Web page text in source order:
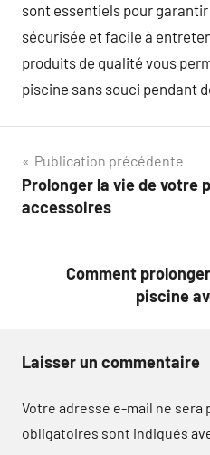
sont essentiels pour
sécurisée et facile à
produits de qualité vous
piscine sans souci pendant
Navigation
de
Publication précédente
Prolonger la vie de votre
accessoires
Comment
piscine
Laisser un commentaire
Votre adresse e-mail ne sera
obligatoires sont indiqués